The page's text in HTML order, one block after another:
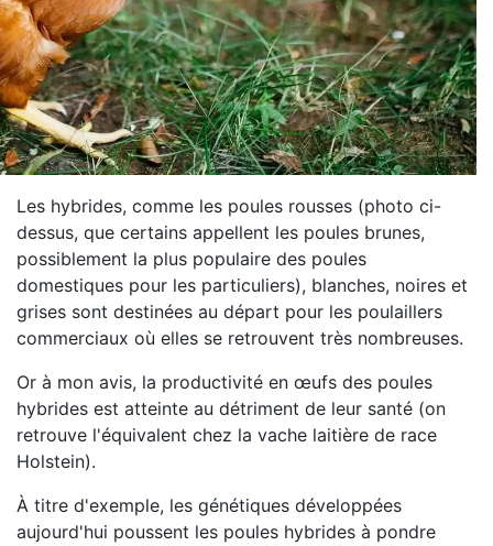
Les hybrides, comme les poules rousses (photo ci-
dessus, que certains appellent les poules brunes,
possiblement la plus populaire des poules
domestiques pour les particuliers), blanches, noires et
grises sont destinées au départ pour les poulaillers
commerciaux où elles se retrouvent très nombreuses.
Or à mon avis, la productivité en œufs des poules
hybrides est atteinte au détriment de leur santé (on
retrouve l'équivalent chez la vache laitière de race
Holstein).
À titre d'exemple, les génétiques développées
aujourd'hui poussent les poules hybrides à pondre